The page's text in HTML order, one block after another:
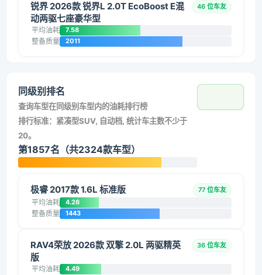
锐界 2026款 锐界L 2.0T EcoBoost E混
动两驱七座豪华型
46 位车友
平均油耗 7.58
整备质量 2011
同级别排名
查询车型在同级别车型内的油耗排行榜
排行标准：紧凑型SUV, 自动档, 统计车主数不少于
20。
第1857名（共2324款车型）
极睿 2017款 1.6L 标准版 77 位车友
平均油耗 4.26
整备质量 1443
RAV4荣放 2026款 双擎 2.0L 两驱精英
版
36 位车友
平均油耗 4.49